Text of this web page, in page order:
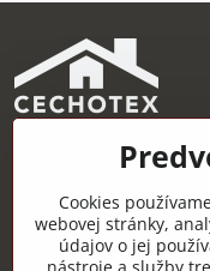
CECHOTEX s.r.o.
Železničná 22, 044 14
IČO: 48181757
DIČ: 2120085451
Cookies
webovej stránky,
údajov o jej